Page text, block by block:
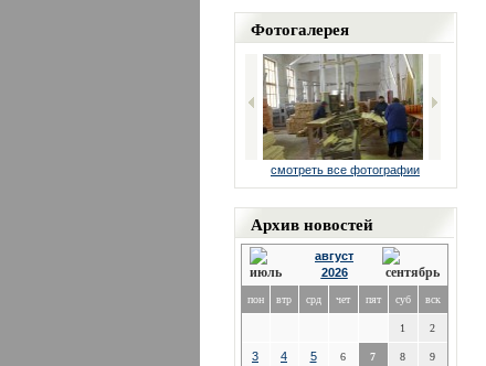
Фотогалерея
смотреть все фотографии
Архив новостей
август
2026
пон втр срд чет пят суб вск
1 2
3 4 5 6 7 8 9